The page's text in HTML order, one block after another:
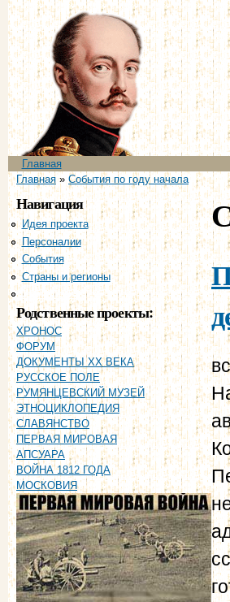
Главное меню
Главная
Вы здесь
Главная» События по году начала
Навигация
Идея проекта
Персоналии
События
Страны и регионы
Хронология
Родственные проекты:
ХРОНОС
ФОРУМ
ДОКУМЕНТЫ XX ВЕКА
РУССКОЕ ПОЛЕ
РУМЯНЦЕВСКИЙ МУЗЕЙ
ЭТНОЦИКЛОПЕДИЯ
СЛАВЯНСТВО
ПЕРВАЯ МИРОВАЯ
АПСУАРА
ВОЙНА 1812 ГОДА
МОСКОВИЯ